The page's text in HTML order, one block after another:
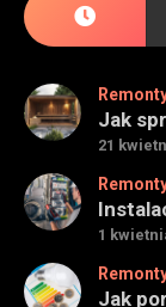
21
1